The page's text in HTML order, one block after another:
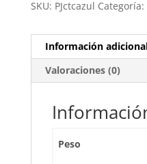
SKU: PJctcazul Categoría:
Información
Valoraciones (0)
Peso